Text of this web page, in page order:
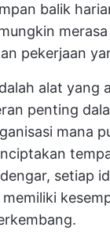
balik
pekerjaan
alat yang
penting
mana
setiap